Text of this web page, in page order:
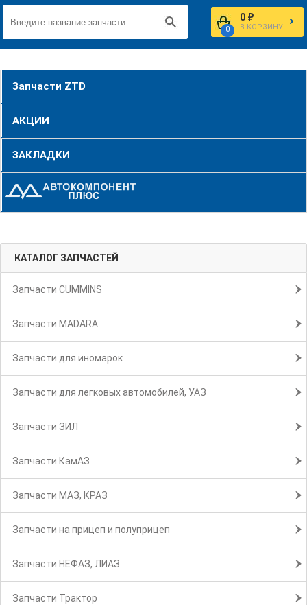
0
0 ₽
В КОРЗИНУ
Запчасти ZTD
АКЦИИ
ЗАКЛАДКИ
КАТАЛОГ ЗАПЧАСТЕЙ
Запчасти CUMMINS
Запчасти MADARA
Запчасти для иномарок
Запчасти для легковых автомобилей, УАЗ
Запчасти ЗИЛ
Запчасти КамАЗ
Запчасти МАЗ, КРАЗ
Запчасти на прицеп и полуприцеп
Запчасти НЕФАЗ, ЛИАЗ
Запчасти Трактор